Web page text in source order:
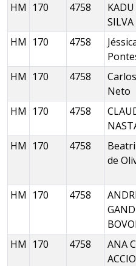
HM 170 4758
SILVA
HM 170 4758
HM 170 4758
Neto
HM 170 4758
HM 170 4758
de
HM 170 4758
HM 170 4758
ANA